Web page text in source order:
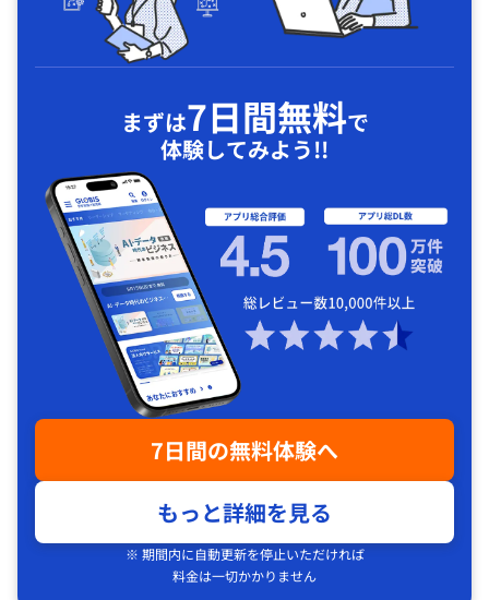
まずは7日間無料で
体験してみよう!!
7日間の無料体験へ
もっと詳細を見る
※ 期間内に自動更新を停止いただければ
料金は一切かかりません